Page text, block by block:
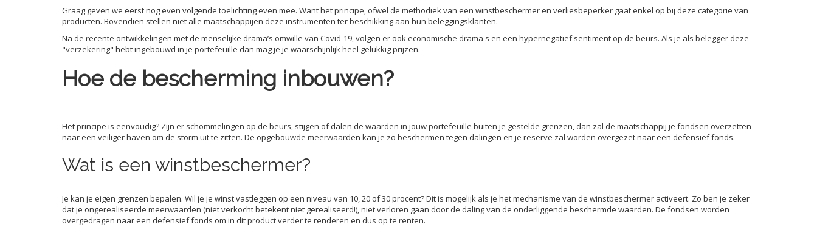
Graag geven we eerst nog even volgende toelichting even mee. Want het principe, ofwel de methodiek van een winstbeschermer en verliesbeperker gaat enkel op bij deze categorie van
producten. Bovendien stellen niet alle maatschappijen deze instrumenten ter beschikking aan hun beleggingsklanten.
Na de recente ontwikkelingen met de menselijke drama’s omwille van Covid-19, volgen er ook economische drama's en een hypernegatief sentiment op de beurs. Als je als belegger deze
"verzekering" hebt ingebouwd in je portefeuille dan mag je je waarschijnlijk heel gelukkig prijzen.
Hoe de bescherming inbouwen?
Het principe is eenvoudig? Zijn er schommelingen op de beurs, stijgen of dalen de waarden in jouw portefeuille buiten je gestelde grenzen, dan zal de maatschappij je fondsen overzetten
naar een veiliger haven om de storm uit te zitten. De opgebouwde meerwaarden kan je zo beschermen tegen dalingen en je reserve zal worden overgezet naar een defensief fonds.
Wat is een winstbeschermer?
Je kan je eigen grenzen bepalen. Wil je je winst vastleggen op een niveau van 10, 20 of 30 procent? Dit is mogelijk als je het mechanisme van de winstbeschermer activeert. Zo ben je zeker
dat je ongerealiseerde meerwaarden (niet verkocht betekent niet gerealiseerd!), niet verloren gaan door de daling van de onderliggende beschermde waarden. De fondsen worden
overgedragen naar een defensief fonds om in dit product verder te renderen en dus op te renten.